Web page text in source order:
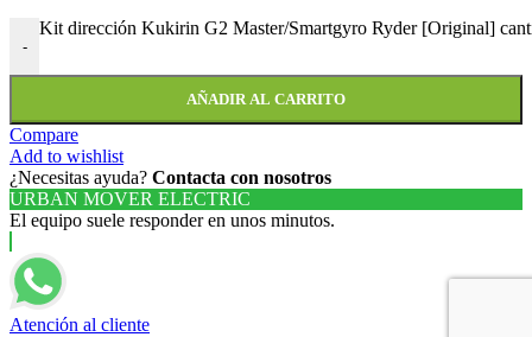
-
Kit dirección Kukirin G2 Master/Smartgyro Ryder [Original]
AÑADIR AL CARRITO
Compare
Add to wishlist
¿Necesitas ayuda? Contacta con nosotros
URBAN MOVER ELECTRIC
El equipo suele responder en unos minutos.
Atención al cliente